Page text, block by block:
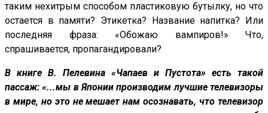
таким нехитрым способом пластиковую бутылку, но что
остается в памяти? Этикетка? Название напитка? Или
последняя фраза: «Обожаю вампиров!» Что,
спрашивается, пропагандировали?
В книге В. Пелевина «Чапаев и Пустота» есть такой
пассаж: «...мы в Японии производим лучшие телевизоры
в мире, но это не мешает нам осознавать, что телевизор